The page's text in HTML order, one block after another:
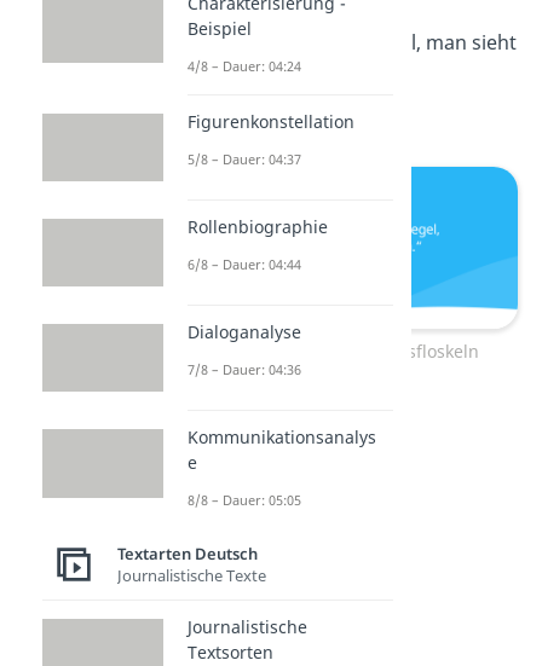
Es ist wie ein Spiegel, man sieht
sich
Witzige Abschiedsfloskeln
Euroviderci
Byesilikum
Pasta la vista
Beispiel
4/8 – Dauer: 04:24
Figurenkonstellation
5/8 – Dauer: 04:37
Rollenbiographie
6/8 – Dauer: 04:44
Dialoganalyse
7/8 – Dauer: 04:36
Kommunikationsanalys
e
8/8 – Dauer: 05:05
Textarten Deutsch
Journalistische Texte
Journalistische
Textsorten